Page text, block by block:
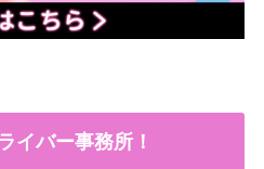
イバー事務所！